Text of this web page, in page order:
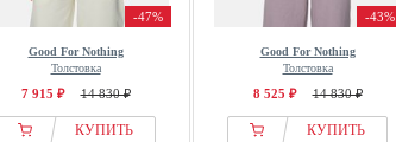
-47%
Good For Nothing
Толстовка
7 915 ₽ 14 830 ₽
КУПИТЬ
-43%
Good For Nothing
Толстовка
8 525 ₽ 14 830 ₽
КУПИТЬ